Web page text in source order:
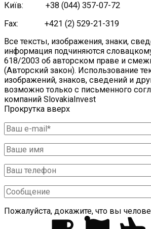
Київ: +38 (044) 357-07-72
Fax: +421 (2) 529-21-319
Все тексты, изображения, знаки,
информация подчиняются
618/2003 об авторском праве и
(Авторский закон). Использование
изображений, знаков, сведений и
возможно только с письменного
компаний SlovakiaInvest
Прокрутка вверх
Пожалуйста, докажите, что вы